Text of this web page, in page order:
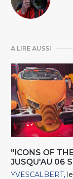
A LIRE AUSSI
"ICONS OF
JUSQU'AU 06
YVESCALBERT